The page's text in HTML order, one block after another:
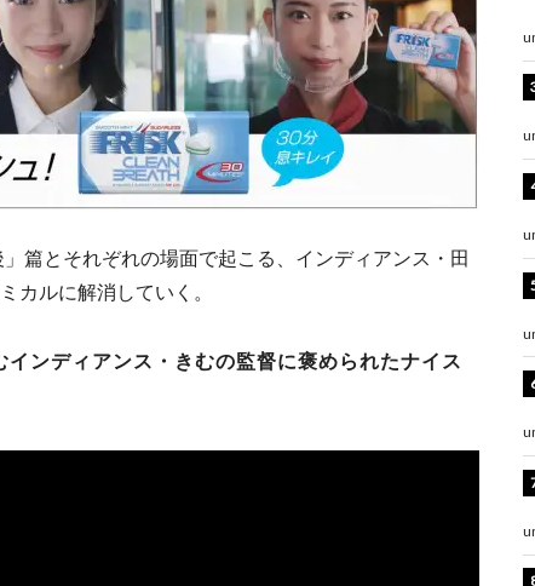
篇とそれぞれの場面で起こる、インディアンス・田
カルに解消していく。
ンディアンス・きむの監督に褒められたナイス